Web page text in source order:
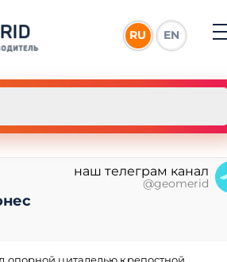
RU EN
наш телеграм канал
@geomerid